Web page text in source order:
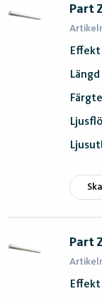
Part
Effekt
Part
Effekt